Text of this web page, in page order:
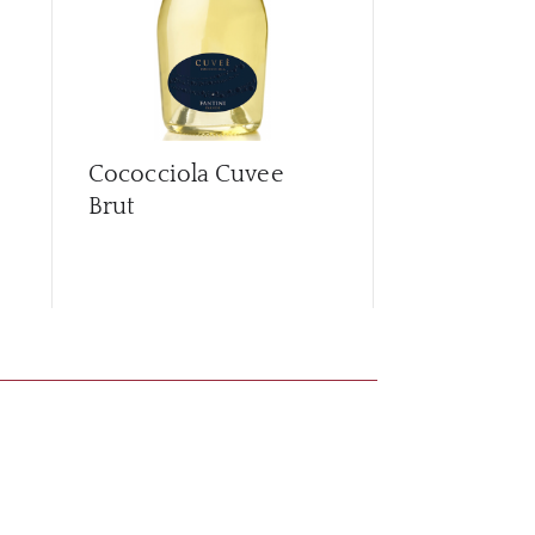
Cococciola Cuvee
Brut